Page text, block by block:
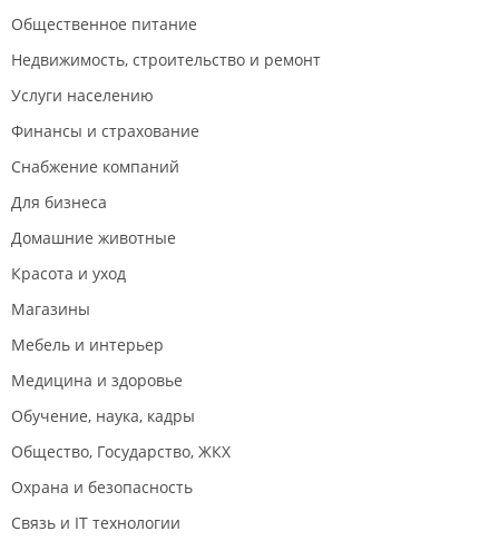
Общественное питание
Недвижимость, строительство и ремонт
Услуги населению
Финансы и страхование
Снабжение компаний
Для бизнеса
Домашние животные
Красота и уход
Магазины
Мебель и интерьер
Медицина и здоровье
Обучение, наука, кадры
Общество, Государство, ЖКХ
Охрана и безопасность
Связь и IT технологии